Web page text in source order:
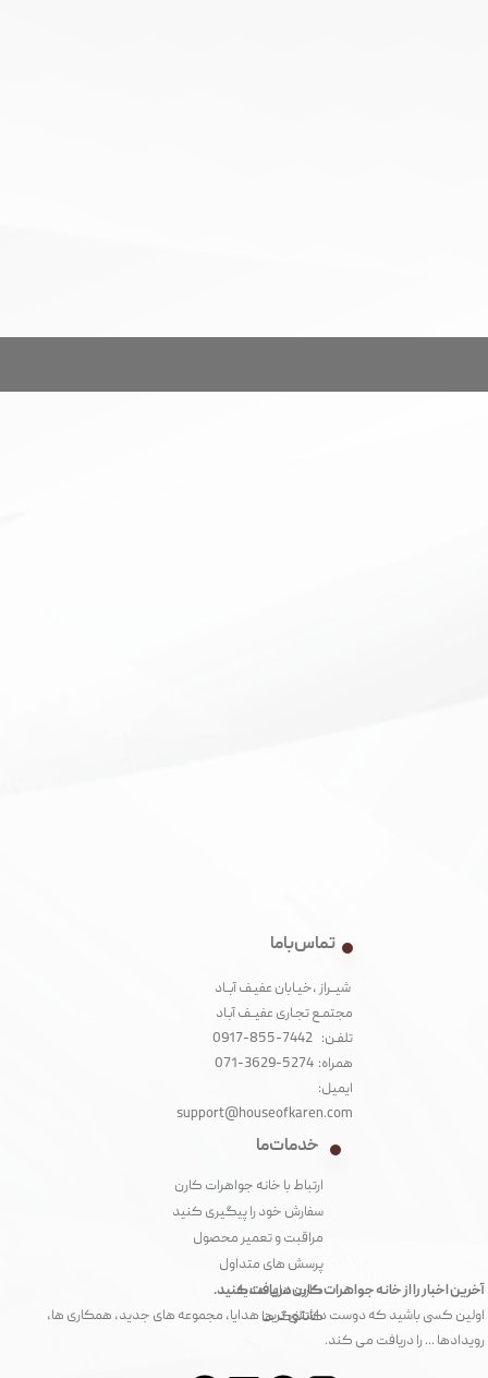
آخرین اخبار را از خانه جواهرات کارن دریافت کنید.
اولین کسی باشید که دوست داشتنی ترین هدایا، مجموعه های جدید، همکاری ها،
رویدادها ... را دریافت می کند.
تماس با ما
شیــراز ،خیـابان عفیـف آبــاد
مجتمـع تجـاری عفیــف آبـاد‌
تلفـن: 7442-855-0917
همراه: 5274-3629-071
ایمیل:
support@houseofkaren.com
خدمات ما
ارتباط با خانه جواهرات کارن
سفارش خود را پیگیری کنید
مراقبت و تعمیر محصول
پرسش های متداول
کارت های هدیه
کاتالوگ ها